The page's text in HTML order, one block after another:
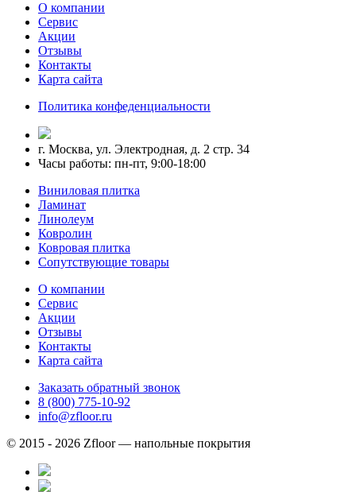
О компании
Сервис
Акции
Отзывы
Контакты
Карта сайта
Политика конфеденциальности
г. Москва, ул. Электродная, д. 2 стр. 34
Часы работы: пн-пт, 9:00-18:00
Виниловая плитка
Ламинат
Линолеум
Ковролин
Ковровая плитка
Сопутствующие товары
О компании
Сервис
Акции
Отзывы
Контакты
Карта сайта
Заказать обратный звонок
8 (800) 775-10-92
info@zfloor.ru
© 2015 - 2026 Zfloor — напольные покрытия